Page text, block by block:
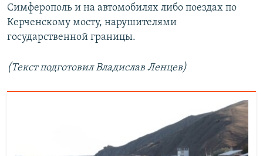
Симферополь и на автомобилях либо поездах по
Керченскому мосту, нарушителями
государственной границы.
(Текст подготовил Владислав Ленцев)